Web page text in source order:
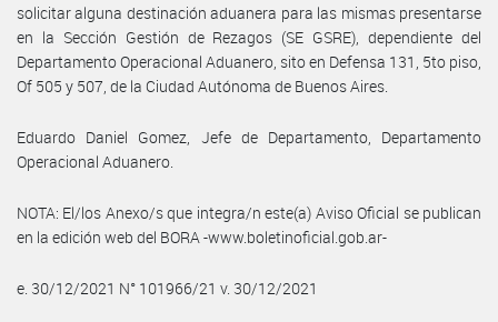
solicitar alguna destinación aduanera para las mismas presentarse
en la Sección Gestión de Rezagos (SE GSRE), dependiente del
Departamento Operacional Aduanero, sito en Defensa 131, 5to piso,
Of 505 y 507, de la Ciudad Autónoma de Buenos Aires.
Eduardo Daniel Gomez, Jefe de Departamento, Departamento
Operacional Aduanero.
NOTA: El/los Anexo/s que integra/n este(a) Aviso Oficial se publican
en la edición web del BORA -www.boletinoficial.gob.ar-
e. 30/12/2021 N° 101966/21 v. 30/12/2021